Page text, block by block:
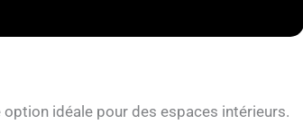
idéale pour des espaces intérieurs.